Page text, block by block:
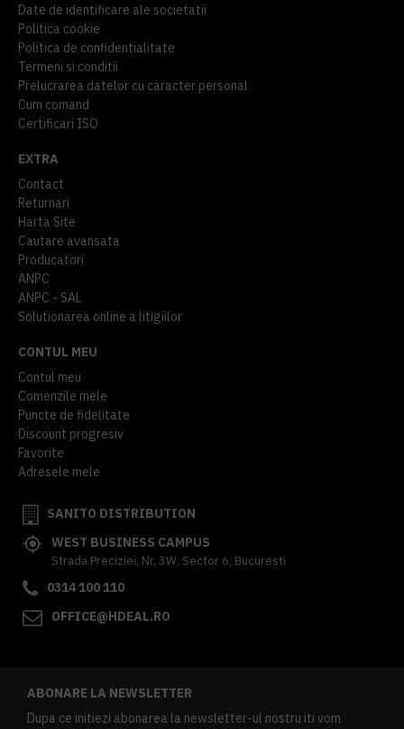
Date de identificare ale societatii
Politica cookie
Politica de confidentialitate
Termeni si conditii
Prelucrarea datelor cu caracter personal
Cum comand
Certificari ISO
EXTRA
Contact
Returnari
Harta Site
Cautare avansata
Producatori
ANPC
ANPC - SAL
Solutionarea online a litigiilor
CONTUL MEU
Contul meu
Comenzile mele
Puncte de fidelitate
Discount progresiv
Favorite
Adresele mele
SANITO DISTRIBUTION
WEST BUSINESS CAMPUS
Strada Preciziei, Nr, 3W, Sector 6, Bucuresti
0314 100 110
OFFICE@HDEAL.RO
ABONARE LA NEWSLETTER
Dupa ce initiezi abonarea la newsletter-ul nostru iti vom